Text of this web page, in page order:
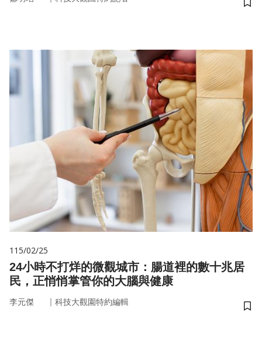
儲
115/02/25
24小時不打烊的微觀城市：腸道裡的數十兆居
民，正悄悄掌管你的大腦與健康
李元傑 ｜ 科技大觀園特約編輯
儲